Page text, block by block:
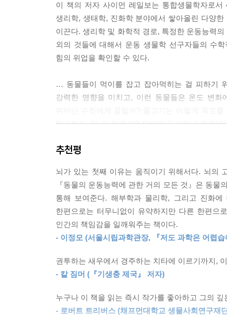
선 개펄이 색색으로 움직이는 것처럼 보이게 만들
이런 성적이형의 가장 극단적인 예는 아마 거의
의무 같은 무시무시한 치아와 기이한 특성을 제외
르다. 수컷 아귀는 암컷과 전혀 닮지 않았을 뿐만
컷이 암컷을 하나 찾는다면, 조만간 아니 앞으로
에게 찰싹 달라붙어서 절대로 높아주지 않는 극단
거미의 성기는 당신이 상상하는 것과는 아마 다
어리인 정포를 놓도록 되어 있다. 암컷과 결합하
컷 몸무게의 거의 10퍼센트를 차지한다. 게다가
암컷을 찾아야 하기 때문이다. 그 말은 종종 엄청
를 느리게 만들 뿐만 아니라 수컷을 지치게 만든다
유기체는 이런 효소들이 최적의 효과를 발휘할
온 최적 범위에서 너무 많이 벗어나게 놔두는 동
하기 어려울 정도로 느리게 일어난다는 사실을 깨
들어오는 장수말벌을 뜨겁게 만들어 죽이는 방어
을 만들어 목표물인 말벌이 과열되어 죽게 만든다.
이 책의 저자 사이먼 레일보는 통합생물학자로
생리학, 생태학, 진화학 분야에서 쌓아올린 다양
이끈다. 생리학 및 화학적 경로, 특정한 운동능력
외의 것들에 대해서 운동 생물학 선구자들의 수
힘의 위업을 확인할 수 있다.
… 동물들이 먹이를 잡고 잡아먹히는 걸 피하기
강력한 영향을 미치고, 이런 동물들은 온도 변화
멀리까지 갈 수 있을까?·제비(아프리카나 유럽)
측정했을까?·달리는 일이 매우 드문 코끼리가
모든 움직이는 삶에 대한 진화적이고 과학적인 탐색
동물의 운동능력 특징 중 하나는 생태학과 진화
먹이 섭취와 신호 보내기, 짝짓기, 수렵에 이르기
능력이 왜 진화하게 되었는지를 생각해보지 않을
적응에 대해 보편적으로 인정받는 단 하나의
형성된 몇 가지 특징이라고 생각하면 유용할 것이
이 책은 운동력뿐만 아니라 진화에 관한 내용이
사용했다. 이런 능력들이 ‘어떻게’ 생겼는지만
추천평
뇌가 있는 첫째 이유는 움직이기 위해서다. 뇌의
『동물의 운동능력에 관한 거의 모든 것』은 동
통해 보여준다. 해부학과 물리학, 그리고 진화
한편으로는 터무니없이 유약하지만 다른 한편
인간의 책임감을 일깨워주는 책이다.
- 이정모 (서울시립과학관장, 『저도 과학은 어렵
권투하는 새우에서 경주하는 치타에 이르기까지,
- 칼 짐머 (『기생충 제국』 저자)
누구나 이 책을 읽는 즉시 작가를 좋아하고 그의
- 로버트 트리버스 (채프먼대학교 생물사회연구재